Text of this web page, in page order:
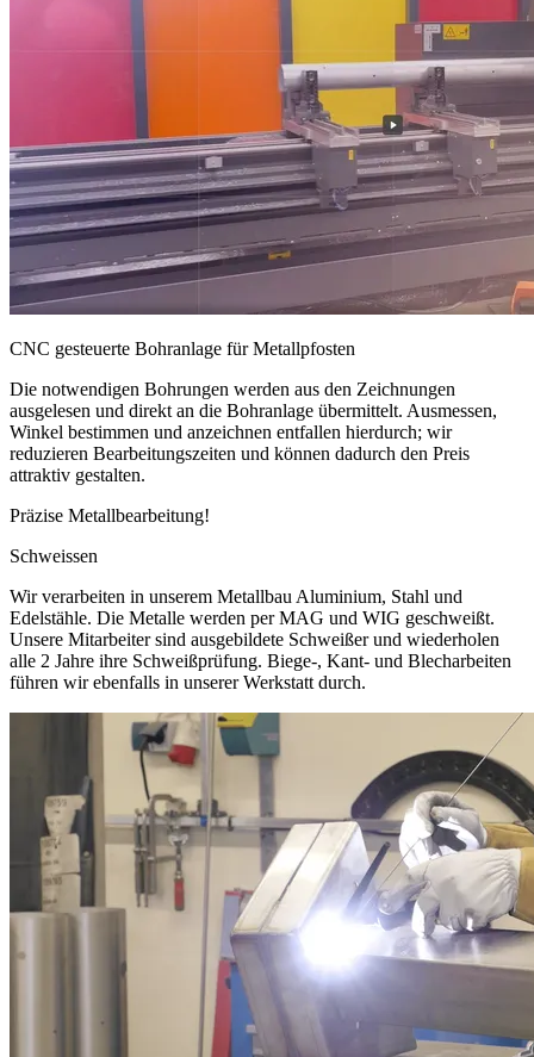
CNC gesteuerte Bohranlage für Metallpfosten
Die notwendigen Bohrungen werden aus den Zeichnungen
ausgelesen und direkt an die Bohranlage übermittelt. Ausmessen,
Winkel bestimmen und anzeichnen entfallen hierdurch; wir
reduzieren Bearbeitungszeiten und können dadurch den Preis
attraktiv gestalten.
Präzise Metallbearbeitung!
Schweissen
Wir verarbeiten in unserem Metallbau Aluminium, Stahl und
Edelstähle. Die Metalle werden per MAG und WIG geschweißt.
Unsere Mitarbeiter sind ausgebildete Schweißer und wiederholen
alle 2 Jahre ihre Schweißprüfung. Biege-, Kant- und Blecharbeiten
führen wir ebenfalls in unserer Werkstatt durch.